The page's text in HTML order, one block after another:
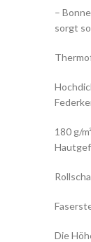
–
sorgt
180 g/
Die